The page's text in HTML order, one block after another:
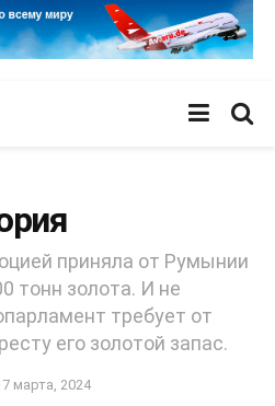
приняла от Румынии
тонн золота. И не
требует от
его золотой запас.
марта, 2024